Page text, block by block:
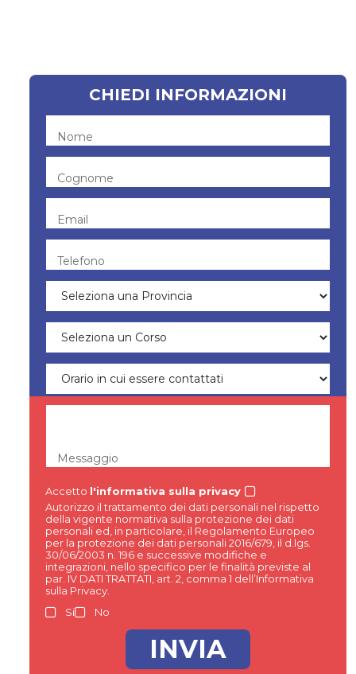
CHIEDI INFORMAZIONI
Nome
Cognome
Email
Telefono
Messaggio
Accetto l'informativa sulla privacy
Autorizzo il trattamento dei dati personali nel rispetto
della vigente normativa sulla protezione dei dati
personali ed, in particolare, il Regolamento Europeo
per la protezione dei dati personali 2016/679, il d.lgs.
30/06/2003 n. 196 e successive modifiche e
integrazioni, nello specifico per le finalità previste al
par. IV DATI TRATTATI, art. 2, comma 1 dell’Informativa
sulla Privacy.
Si
No